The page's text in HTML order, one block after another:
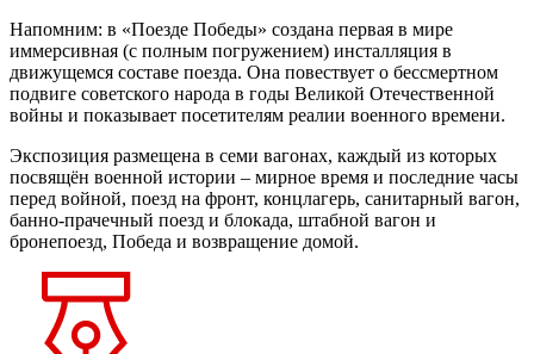
Напомним: в «Поезде Победы» создана первая в мире
иммерсивная (с полным погружением) инсталляция в
движущемся составе поезда. Она повествует о бессмертном
подвиге советского народа в годы Великой Отечественной
войны и показывает посетителям реалии военного времени.
Экспозиция размещена в семи вагонах, каждый из которых
посвящён военной истории – мирное время и последние часы
перед войной, поезд на фронт, концлагерь, санитарный вагон,
банно-прачечный поезд и блокада, штабной вагон и
бронепоезд, Победа и возвращение домой.